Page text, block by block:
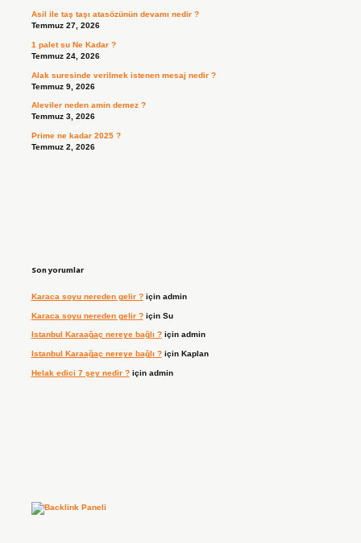
Asil ile taş taşı atasözünün devamı nedir ?
Temmuz 27, 2026
1 palet su Ne Kadar ?
Temmuz 24, 2026
Alak suresinde verilmek istenen mesaj nedir ?
Temmuz 9, 2026
Aleviler neden amin demez ?
Temmuz 3, 2026
Prime ne kadar 2025 ?
Temmuz 2, 2026
Son yorumlar
Karaca soyu nereden gelir ?için admin
Karaca soyu nereden gelir ?için Su
Istanbul Karaağaç nereye bağlı ?için admin
Istanbul Karaağaç nereye bağlı ?için Kaplan
Helak edici 7 şey nedir ?için admin